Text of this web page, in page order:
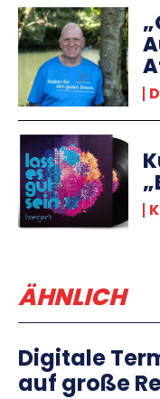
ÄHNLICH
Digitale
auf große